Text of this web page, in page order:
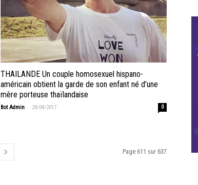
THAILANDE Un couple homosexuel hispano-
américain obtient la garde de son enfant né d’une
mère porteuse thaïlandaise
Bot Admin - 28/04/2017 0
Page 611 sur 637